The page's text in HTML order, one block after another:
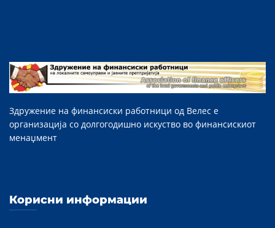
Здружение на финансиски работници од Велес е
организација со долгогодишно искуство во финансискиот
менаџмент
Корисни информации